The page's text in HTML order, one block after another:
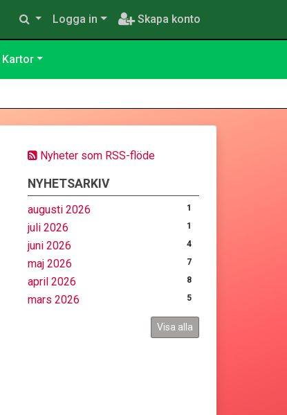
Logga in Skapa konto
Kartor
Nyheter som RSS-flöde
NYHETSARKIV
augusti 2026 1
juli 2026 1
juni 2026 4
maj 2026 7
april 2026 8
mars 2026 5
Visa alla